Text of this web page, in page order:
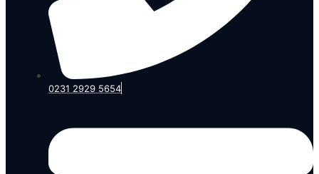
0231 2929 5654